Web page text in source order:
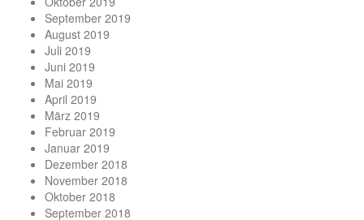
September 2019
August 2019
Juli 2019
Juni 2019
Mai 2019
April 2019
März 2019
Februar 2019
Januar 2019
Dezember 2018
November 2018
Oktober 2018
September 2018